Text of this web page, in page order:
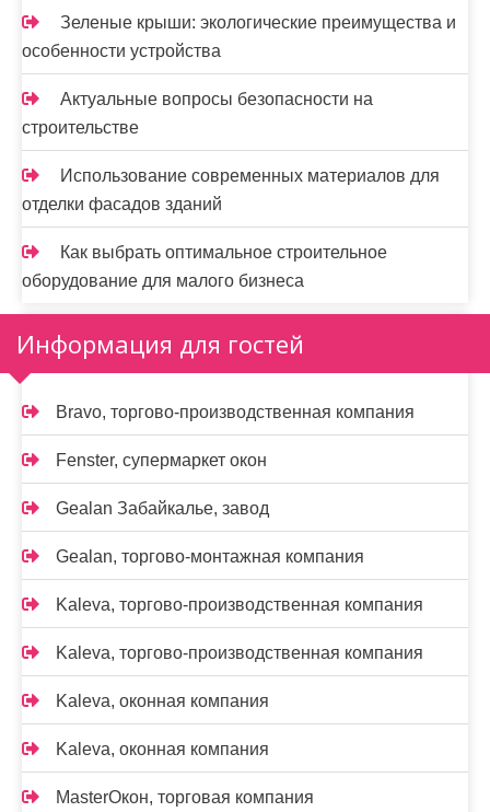
Зеленые крыши: экологические преимущества и
особенности устройства
Актуальные вопросы безопасности на
строительстве
Использование современных материалов для
отделки фасадов зданий
Как выбрать оптимальное строительное
оборудование для малого бизнеса
Информация для гостей
Bravo, торгово-производственная компания
Fenster, супермаркет окон
Gealan Забайкалье, завод
Gealan, торгово-монтажная компания
Kaleva, торгово-производственная компания
Kaleva, торгово-производственная компания
Kalevа, оконная компания
Kalevа, оконная компания
MasterОкон, торговая компания